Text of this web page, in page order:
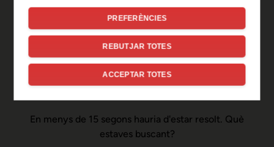
Ep, disculpa!
Sembla que hi ha hagut un
error de connexió temporal
En menys de 15 segons hauria d'estar resolt. Què
estaves buscant?
PREFERÈNCIES
REBUTJAR TOTES
ACCEPTAR TOTES